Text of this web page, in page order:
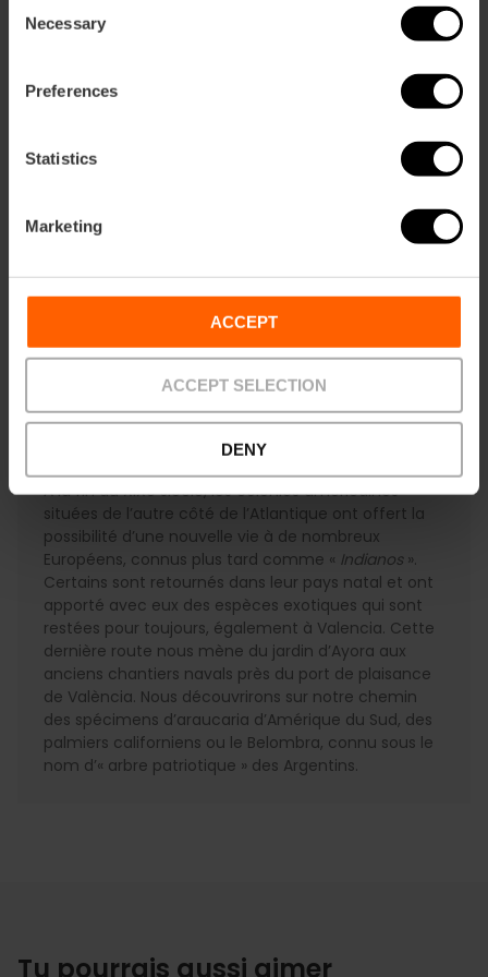
Selection
Necessary
Preferences
Statistics
Marketing
ACCEPT
ACCEPT SELECTION
DENY
qui sont encore un trésor à découvrir dans la ville :
les Jardins de Monforte. Cette route est pleine de
figuiers australiens, qui peuvent atteindre jusqu’à 60
mètres de haut, mais vous verrez également deux
arbres connus sous le nom de faux-poivriers, avec
utilisées comme substitut du poivre et sont
maintenant utilisées à des fins médicinales. Vous
spécimens de palmiers de Californie, de chênes
floraison, remplissent la ville de fleurs violettes.
Route : Au-delà des mers. Les
À la fin du XIXe siècle, les colonies américaines
situées de l’autre côté de l’Atlantique ont offert la
possibilité d’une nouvelle vie à de nombreux
Européens, connus plus tard comme « Indianos».
Certains sont retournés dans leur pays natal et ont
apporté avec eux des espèces exotiques qui sont
restées pour toujours, également à Valencia. Cette
dernière route nous mène du jardin d’Ayora aux
anciens chantiers navals près du port de plaisance
de València. Nous découvrirons sur notre chemin
des spécimens d’araucaria d’Amérique du Sud, des
palmiers californiens ou le Belombra, connu sous le
nom d’« arbre patriotique » des Argentins.
Tu pourrais aussi aimer